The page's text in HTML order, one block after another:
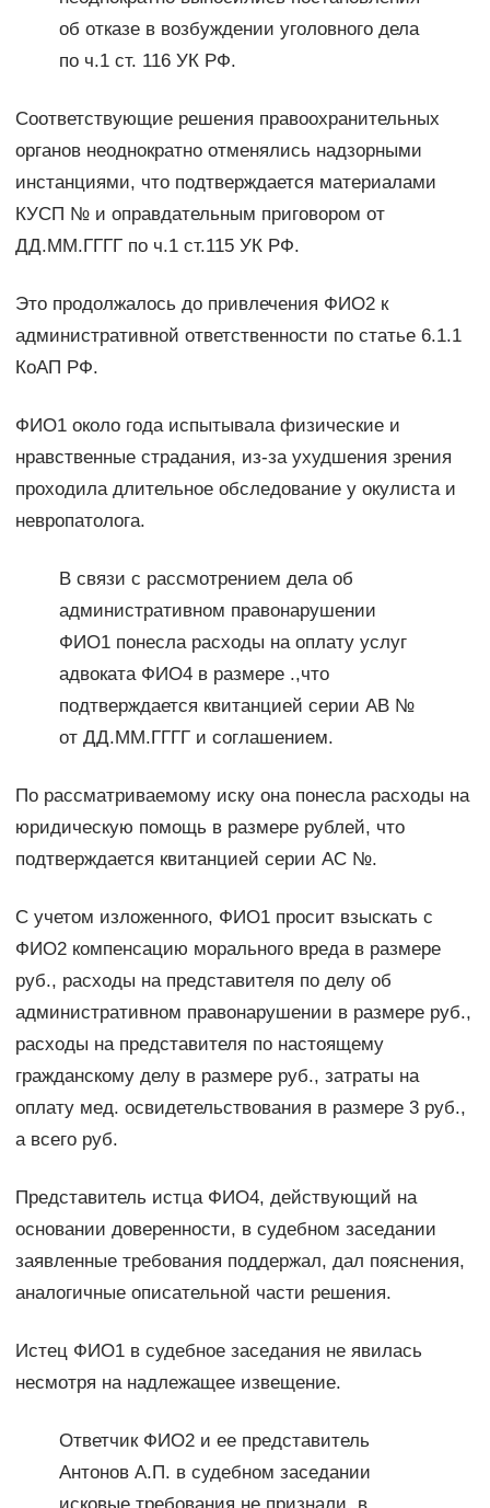
об отказе в возбуждении уголовного дела
по ч.1 ст. 116 УК РФ.
Соответствующие решения правоохранительных
органов неоднократно отменялись надзорными
инстанциями, что подтверждается материалами
КУСП № и оправдательным приговором от
ДД.ММ.ГГГГ по ч.1 ст.115 УК РФ.
Это продолжалось до привлечения ФИО2 к
административной ответственности по статье 6.1.1
КоАП РФ.
ФИО1 около года испытывала физические и
нравственные страдания, из-за ухудшения зрения
проходила длительное обследование у окулиста и
невропатолога.
В связи с рассмотрением дела об
административном правонарушении
ФИО1 понесла расходы на оплату услуг
адвоката ФИО4 в размере .,что
подтверждается квитанцией серии АВ №
от ДД.ММ.ГГГГ и соглашением.
По рассматриваемому иску она понесла расходы на
юридическую помощь в размере рублей, что
подтверждается квитанцией серии АС №.
С учетом изложенного, ФИО1 просит взыскать с
ФИО2 компенсацию морального вреда в размере
руб., расходы на представителя по делу об
административном правонарушении в размере руб.,
расходы на представителя по настоящему
гражданскому делу в размере руб., затраты на
оплату мед. освидетельствования в размере 3 руб.,
а всего руб.
Представитель истца ФИО4, действующий на
основании доверенности, в судебном заседании
заявленные требования поддержал, дал пояснения,
аналогичные описательной части решения.
Истец ФИО1 в судебное заседания не явилась
несмотря на надлежащее извещение.
Ответчик ФИО2 и ее представитель
Антонов А.П. в судебном заседании